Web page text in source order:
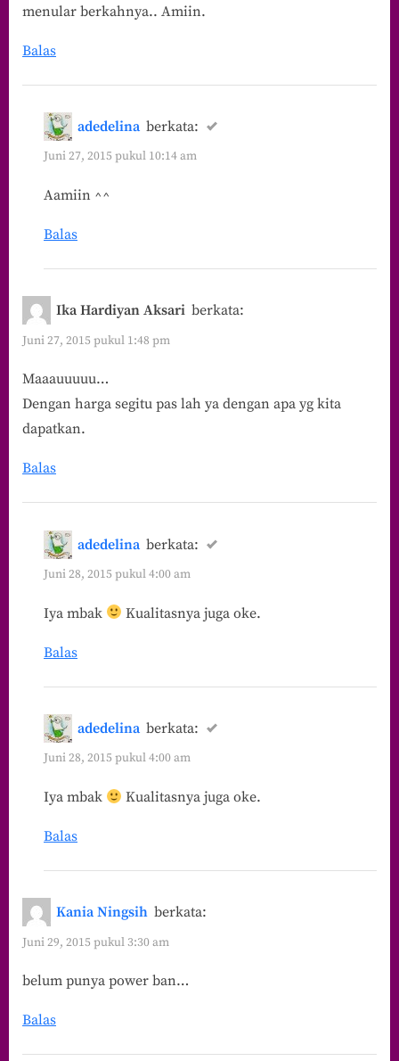
Kapasitasnya”
menular berkahnya.. Amiin.
Balas
adedelina berkata:
Juni 27, 2015 pukul 10:14 am
Aamiin ^^
Balas
Ika Hardiyan Aksari berkata:
Juni 27, 2015 pukul 1:48 pm
Maaauuuuu…
Dengan harga segitu pas lah ya dengan apa yg kita
dapatkan.
Balas
adedelina berkata:
Juni 28, 2015 pukul 4:00 am
Iya mbak Kualitasnya juga oke.
Balas
adedelina berkata:
Juni 28, 2015 pukul 4:00 am
Iya mbak Kualitasnya juga oke.
Balas
Kania Ningsih berkata:
Juni 29, 2015 pukul 3:30 am
belum punya power ban…
Balas